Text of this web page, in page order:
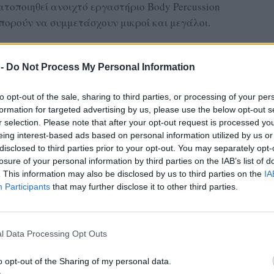
Do Not Process My Personal Information
opt-out of the sale, sharing to third parties, or processing of your
for targeted advertising by us, please use the below opt-out
selection. Please note that after your opt-out request is processed
interest-based ads based on personal information utilized by us
to third parties prior to your opt-out. You may separately
of your personal information by third parties on the IAB’s list of
This information may also be disclosed by us to third parties on the
Participants that may further disclose it to other third parties.
Data Processing Opt Outs
opt-out of the Sharing of my personal data.
ανοιχτό εργαστήριο Body Percussion
να συμμετάσχουν μικροί και μεγάλοι.
και την Πέμπτη 25 Ιουνίου, όταν στις
ανοιχτό εργαστήριο Body Percussion από
σε ακόμη περισσότερους συμμετέχοντες
τον ρυθμό και την κίνηση του σώματος.
ΔΙΑΦΗΜΙΣΗ